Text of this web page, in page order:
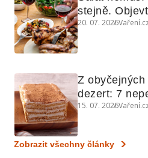
stejně.
využijete i na
20. 07. 2026
Z
dezert: 7
a koláčů
15. 07. 2026
Zobrazit všechny články